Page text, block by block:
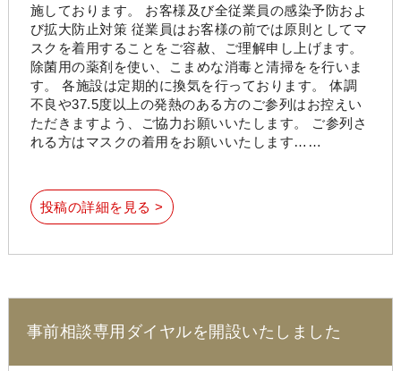
施しております。 お客様及び全従業員の感染予防およ
び拡大防止対策 従業員はお客様の前では原則としてマ
スクを着用することをご容赦、ご理解申し上げます。
除菌用の薬剤を使い、こまめな消毒と清掃をを行いま
す。 各施設は定期的に換気を行っております。 体調
不良や37.5度以上の発熱のある方のご参列はお控えい
ただきますよう、ご協力お願いいたします。 ご参列さ
れる方はマスクの着用をお願いいたします……
投稿の詳細を見る >
事前相談専用ダイヤルを開設いたしました